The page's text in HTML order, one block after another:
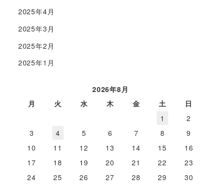
2025年4月
2025年3月
2025年2月
2025年1月
2026年8月
月
火 水 木 金 土
日
1
2
3
4 5 6 7 8
9
10
11 12 13 14 15
16
17
18 19 20 21 22
23
24
25 26 27 28 29 30